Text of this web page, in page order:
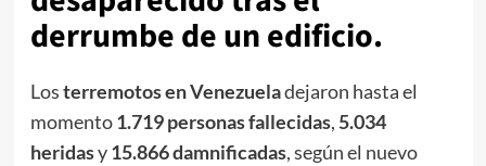
derrumbe de un edificio.
Losterremotos en Venezueladejaron hasta el
momento1.719 personas fallecidas, 5.034
heridasy15.866 damnificadas, según el nuevo